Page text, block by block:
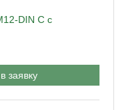
DIN C с
заявку